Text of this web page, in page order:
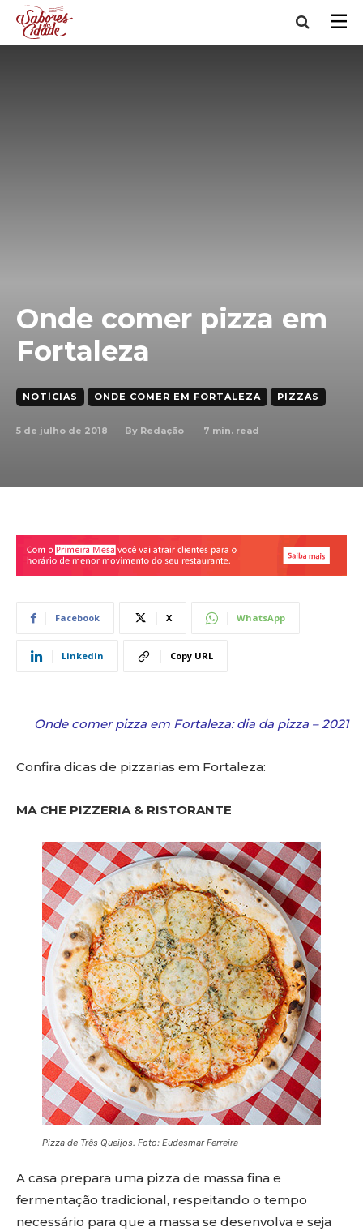
Onde comer pizza em
Fortaleza
NOTÍCIAS ONDE COMER EM FORTALEZA PIZZAS
5 de julho de 2018 By Redação 7 min. read
Facebook X WhatsApp
Linkedin Copy URL
Onde comer pizza em Fortaleza: dia da pizza – 2021
Confira dicas de pizzarias em Fortaleza:
MA CHE PIZZERIA & RISTORANTE
Pizza de Três Queijos. Foto: Eudesmar Ferreira
A casa prepara uma pizza de massa fina e
fermentação tradicional, respeitando o tempo
necessário para que a massa se desenvolva e seja